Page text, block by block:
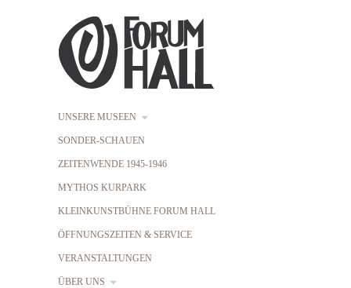
UNSERE MUSEEN
SONDER-SCHAUEN
ZEITENWENDE 1945-1946
MYTHOS KURPARK
KLEINKUNSTBÜHNE FORUM HALL
ÖFFNUNGSZEITEN & SERVICE
VERANSTALTUNGEN
ÜBER UNS